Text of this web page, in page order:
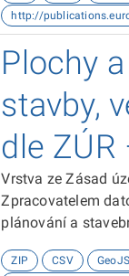
http://
Plochy
stavby,
dle
Vrstva ze Zásad
Zpracovatelem
plánování a
ZIP CSV